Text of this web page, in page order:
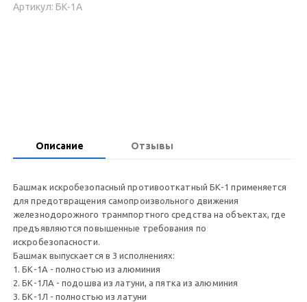
Артикул: БК-1А
Описание Отзывы
Башмак искробезопасный противооткатный БК-1 применяется
для предотвращения самопроизвольного движения
железнодорожного транмпортного средства на объектах, где
предъявляются повышенные требования по
искробезопасности.
Башмак выпускается в 3 исполнениях:
1. БК-1А - полностью из алюминия
2. БК-1ЛА - подошва из латуни, а пятка из алюминия
3. БК-1Л - полностью из латуни